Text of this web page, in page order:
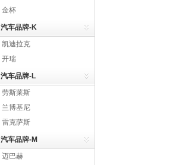
金杯
汽车品牌-K
凯迪拉克
开瑞
汽车品牌-L
劳斯莱斯
兰博基尼
雷克萨斯
汽车品牌-M
迈巴赫